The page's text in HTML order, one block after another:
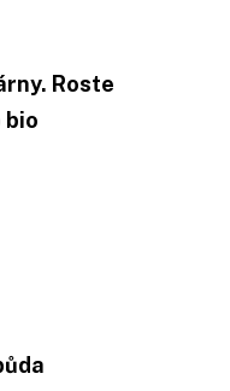
Roste
bio